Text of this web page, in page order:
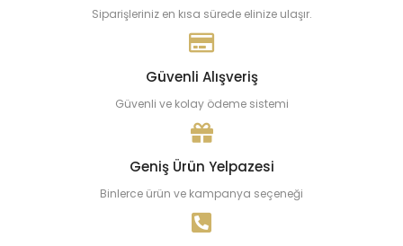
Siparişleriniz en kısa sürede elinize ulaşır.
Güvenli Alışveriş
Güvenli ve kolay ödeme sistemi
Geniş Ürün Yelpazesi
Binlerce ürün ve kampanya seçeneği